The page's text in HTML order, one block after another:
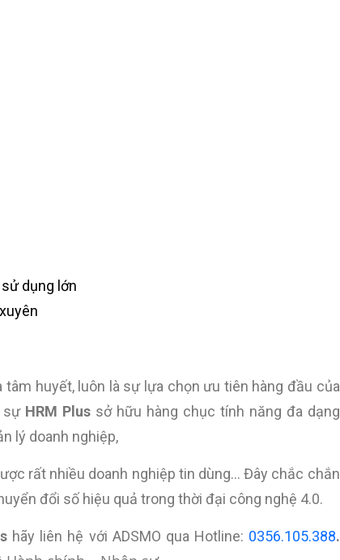
dụng lớn
huyết, luôn là sự lựa chọn ưu tiên hàng đầu của
sự HRM Plussở hữu hàng chục tính năng đa dạng
lý doanh nghiệp,
rất nhiều doanh nghiệp tin dùng… Đây chắc chắn
đổi số hiệu quả trong thời đại công nghệ 4.0.
hãy liên hệ với ADSMO qua Hotline: 0356.105.388.